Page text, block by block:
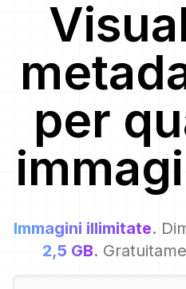
per
Immagini illimitate.
2,5 GB.